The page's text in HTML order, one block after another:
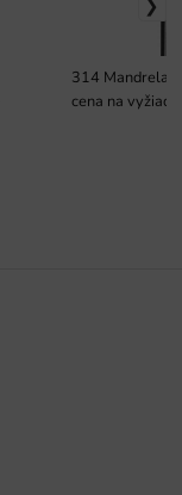
314 Mandrela,
cena na